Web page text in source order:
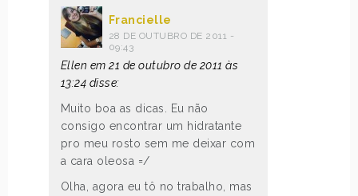
Francielle
28 DE OUTUBRO DE 2011 -
09:43
Ellen em 21 de outubro de 2011 às
13:24 disse:
Muito boa as dicas. Eu não
consigo encontrar um hidratante
pro meu rosto sem me deixar com
a cara oleosa =/
Olha, agora eu tô no trabalho, mas